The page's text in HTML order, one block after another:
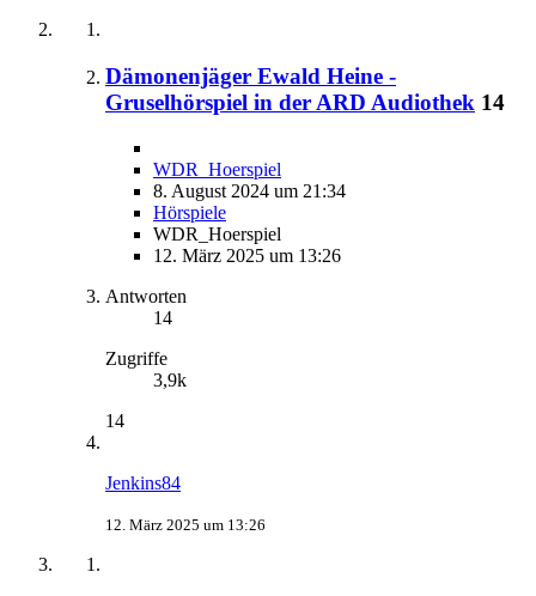
Dämonenjäger Ewald Heine -
Gruselhörspiel in der ARD Audiothek 14
WDR_Hoerspiel
8. August 2024 um 21:34
Hörspiele
WDR_Hoerspiel
12. März 2025 um 13:26
Antworten
14
Zugriffe
3,9k
14
Jenkins84
12. März 2025 um 13:26